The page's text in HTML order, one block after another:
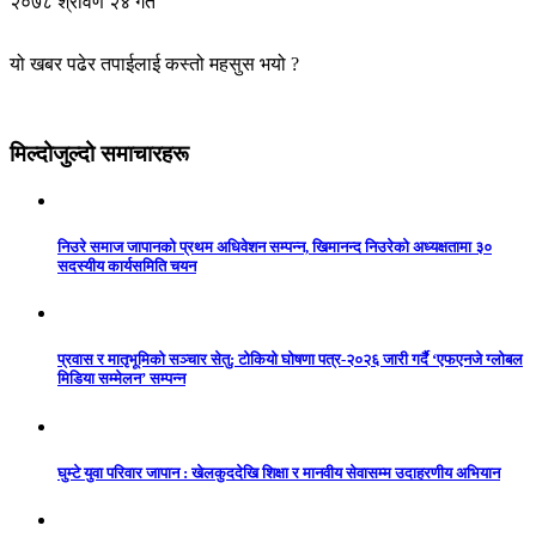
यो खबर पढेर तपाईलाई कस्तो महसुस भयो ?
मिल्दोजुल्दो समाचारहरू
निउरे समाज जापानको प्रथम अधिवेशन सम्पन्न, खिमानन्द निउरेको अध्यक्षतामा ३०
सदस्यीय कार्यसमिति चयन
प्रवास र मातृभूमिको सञ्चार सेतु: टोकियो घोषणा पत्र-२०२६ जारी गर्दै ‘एफएनजे ग्लोबल
मिडिया सम्मेलन’ सम्पन्न
घुम्टे युवा परिवार जापान : खेलकुददेखि शिक्षा र मानवीय सेवासम्म उदाहरणीय अभियान